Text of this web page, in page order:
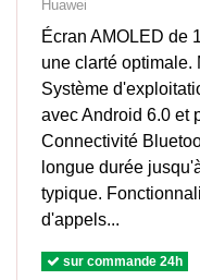
Huawei
Écran AMOLED de
une clarté optimale.
Système
avec Android 6.0 et
Connectivité
longue durée
typique.
d'appels...
sur commande 24h